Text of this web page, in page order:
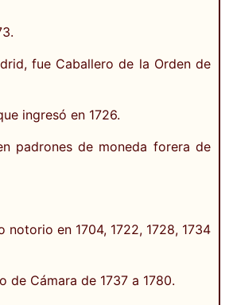
fue Caballero de la Orden de
ingresó en 1726.
padrones de moneda forera de
en 1704, 1722, 1728, 1734
Cámara de 1737 a 1780.